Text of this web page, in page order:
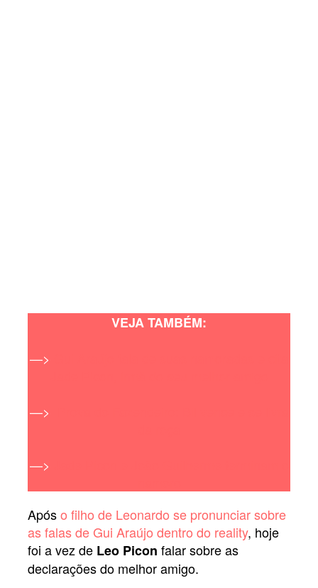
VEJA TAMBÉM:
—>
—>
—>
Apóso filho de Leonardo se pronunciar sobre
as falas de Gui Araújo dentro do reality, hoje
foi a vez de Leo Picon falar sobre as
declarações do melhor amigo.